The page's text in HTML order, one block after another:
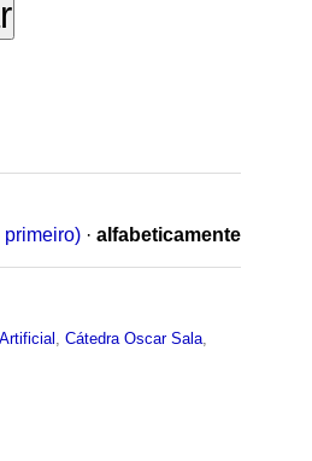
primeiro) · alfabeticamente
,Cátedra Oscar Sala